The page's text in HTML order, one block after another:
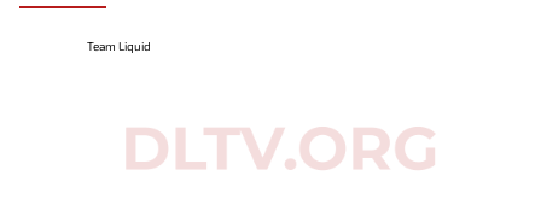
Team Liquid